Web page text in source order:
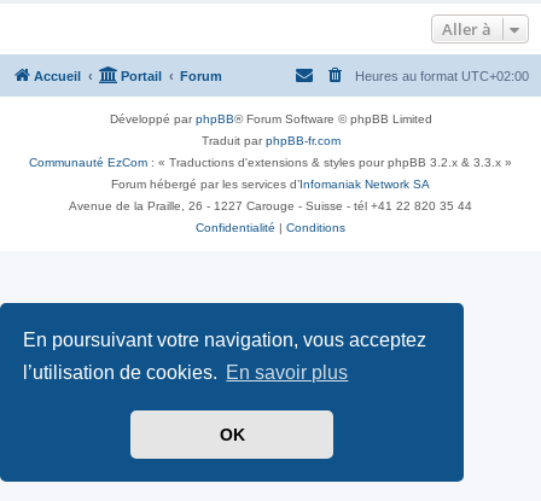
En poursuivant votre navigation, vous acceptez
l’utilisation de cookies. En savoir plus
OK
Aller à
Accueil Portail Forum Heures au format UTC+02:00
Développé parphpBB® Forum Software © phpBB Limited
Traduit parphpBB-fr.com
Communauté EzCom : « Traductions d'extensions & styles pour phpBB 3.2.x & 3.3.x »
Forum hébergé par les services d’ Infomaniak Network SA
Avenue de la Praille, 26 - 1227 Carouge - Suisse - tél +41 22 820 35 44
Confidentialité
Conditions